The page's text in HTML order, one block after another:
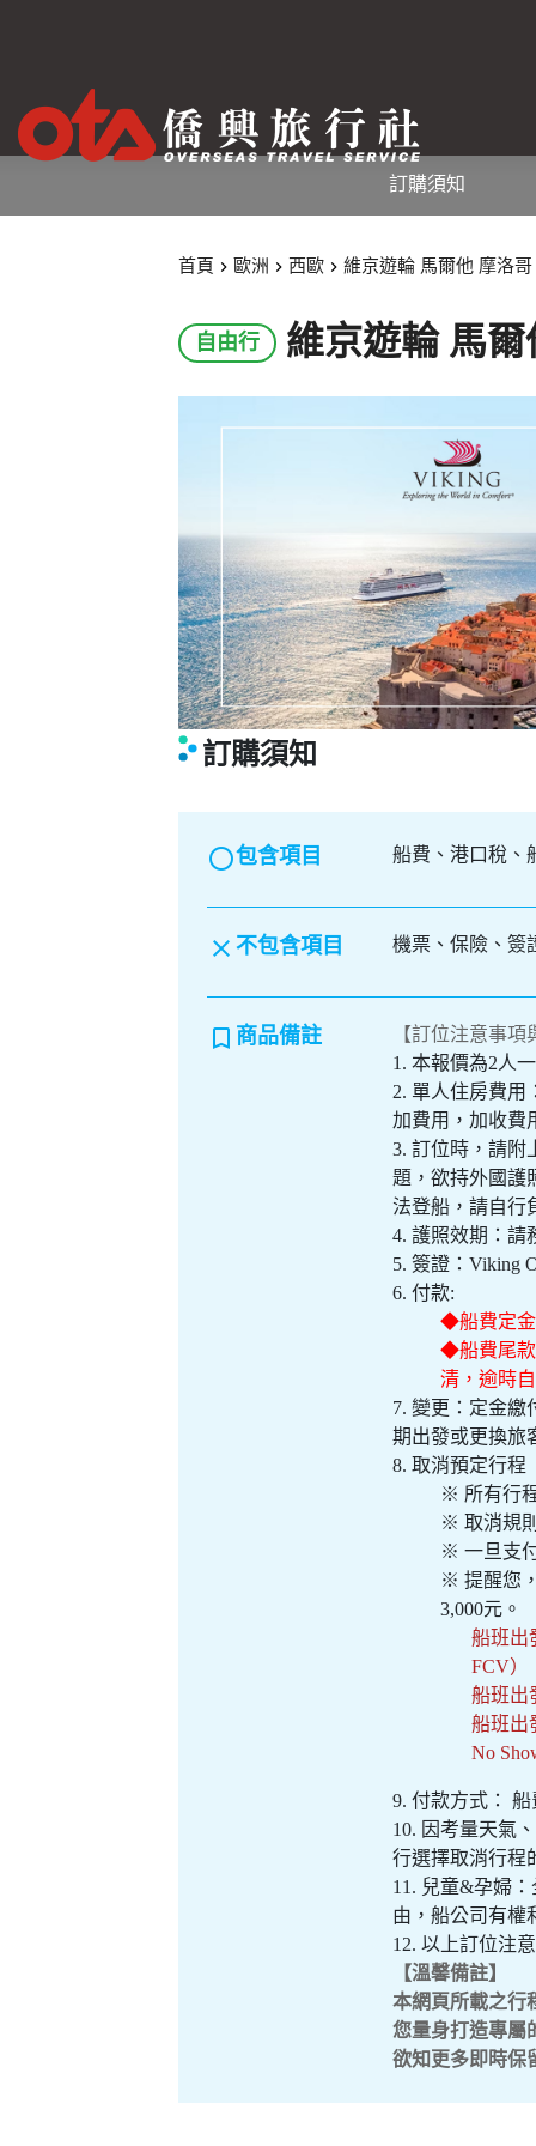
訂購須知
首頁 歐洲 西歐 維京遊輪 馬爾他 摩洛
自由行 維京遊輪 馬
訂購須知
radio_button_unchecked包含項目 船費、港口稅、
clear不包含項目 機票、保險、簽
bookmark_border 商品備註
【訂位注意事
1. 本報價為2人
2. 單人住房費用
加費用，加收費
3. 訂位時，請附
題，欲持外國護
法登船，請自行
4. 護照效期：請
5. 簽證：Viking
6. 付款:
◆船費定金
◆船費尾款
清，逾時
7. 變更：定金繳
期出發或更換旅
8. 取消預定行程
※ 所有行
※ 取消規
※ 一旦支
※ 提醒您
3,000元。
船班出
FCV）
船班出
船班出
No
9. 付款方式：
10. 因考量天氣
行選擇取消行程
11. 兒童&孕婦
由，船公司有權
12. 以上訂位注
【溫馨備註】
本網頁所載之行
您量身打造專屬
欲知更多即時保